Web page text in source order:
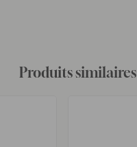
Produits similaires